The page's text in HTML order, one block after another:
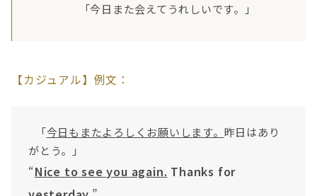
「今日また会えてうれしいです。」
【カジュアル】例文：
「今日もまたよろしくお願いします。 昨日はあり
がとう。」
“Nice to see you again. Thanks for